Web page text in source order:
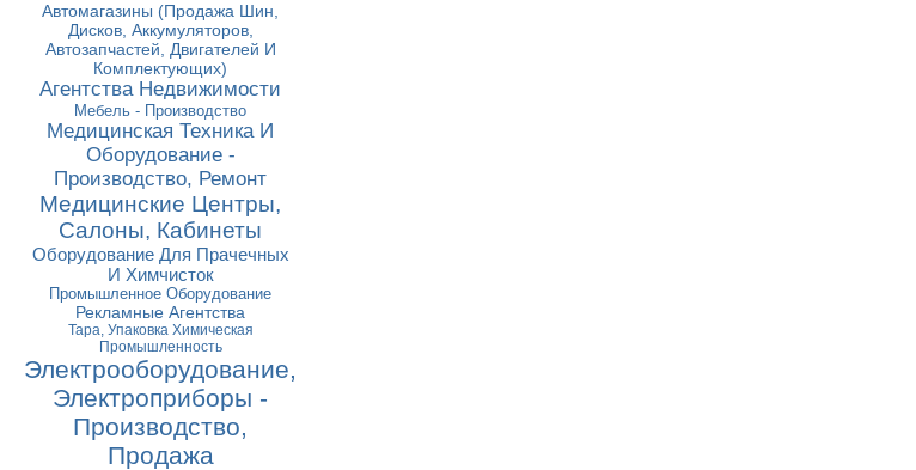
Автомагазины (Продажа Шин,
Дисков, Аккумуляторов,
Автозапчастей, Двигателей И
Комплектующих)
Агентства Недвижимости
Мебель - Производство
Медицинская Техника И
Оборудование -
Производство, Ремонт
Медицинские Центры,
Салоны, Кабинеты
Оборудование Для Прачечных
И Химчисток
Промышленное Оборудование
Рекламные Агентства
Тара, Упаковка Химическая
Промышленность
Электрооборудование,
Электроприборы -
Производство,
Продажа